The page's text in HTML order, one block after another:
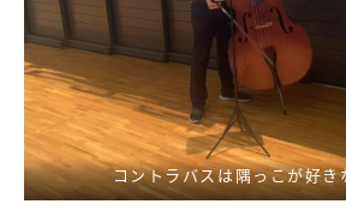
コントラバスは隅っこが好き